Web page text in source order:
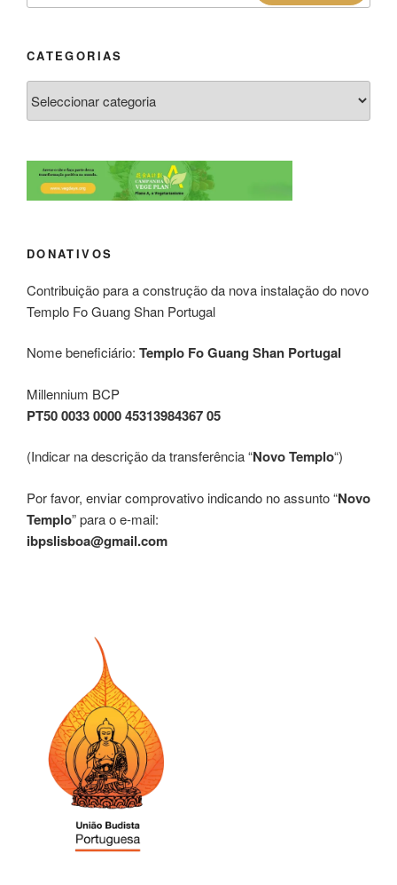
CATEGORIAS
DONATIVOS
Contribuição para a construção da nova instalação do novo
Templo Fo Guang Shan Portugal
Nome beneficiário: Templo Fo Guang Shan Portugal
Millennium BCP
PT50 0033 0000 45313984367 05
(Indicar na descrição da transferência “Novo Templo“)
Por favor, enviar comprovativo indicando no assunto “Novo
Templo” para o e-mail:
ibpslisboa@gmail.com